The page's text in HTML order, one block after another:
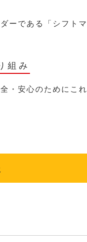
ーである「シフト
組み
・安心のためにこ